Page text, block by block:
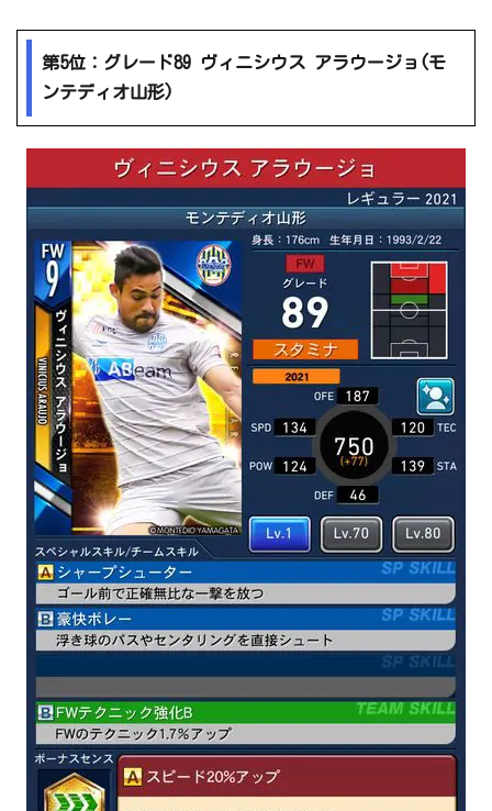
第5位：グレード89 ヴィニシウス アラウージョ(モ
ンテディオ山形)